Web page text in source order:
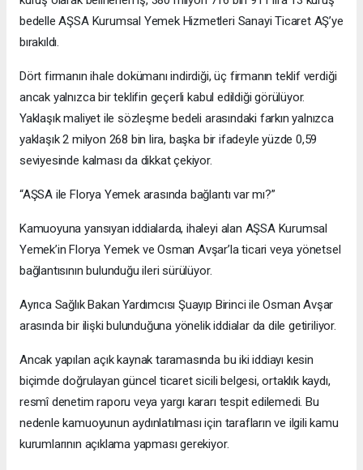
bedelle AŞSA Kurumsal Yemek Hizmetleri Sanayi Ticaret AŞ’ye
bırakıldı.
Dört firmanın ihale dokümanı indirdiği, üç firmanın teklif verdiği
ancak yalnızca bir teklifin geçerli kabul edildiği görülüyor.
Yaklaşık maliyet ile sözleşme bedeli arasındaki farkın yalnızca
yaklaşık 2 milyon 268 bin lira, başka bir ifadeyle yüzde 0,59
seviyesinde kalması da dikkat çekiyor.
“AŞSA ile Florya Yemek arasında bağlantı var mı?”
Kamuoyuna yansıyan iddialarda, ihaleyi alan AŞSA Kurumsal
Yemek’in Florya Yemek ve Osman Avşar’la ticari veya yönetsel
bağlantısının bulunduğu ileri sürülüyor.
Ayrıca Sağlık Bakan Yardımcısı Şuayıp Birinci ile Osman Avşar
arasında bir ilişki bulunduğuna yönelik iddialar da dile getiriliyor.
Ancak yapılan açık kaynak taramasında bu iki iddiayı kesin
biçimde doğrulayan güncel ticaret sicili belgesi, ortaklık kaydı,
resmî denetim raporu veya yargı kararı tespit edilemedi. Bu
nedenle kamuoyunun aydınlatılması için tarafların ve ilgili kamu
kurumlarının açıklama yapması gerekiyor.